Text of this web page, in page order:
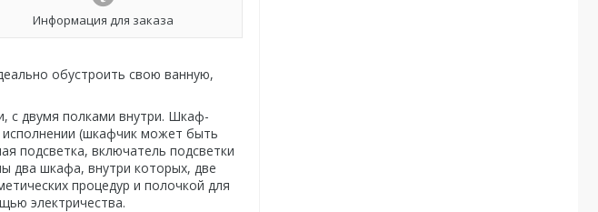
Информация для заказа
обустроить свою ванную,
с двумя полками внутри. Шкаф-
(шкафчик может быть
подсветка, включатель подсветки
два шкафа, внутри которых, две
процедур и полочкой для
электричества.